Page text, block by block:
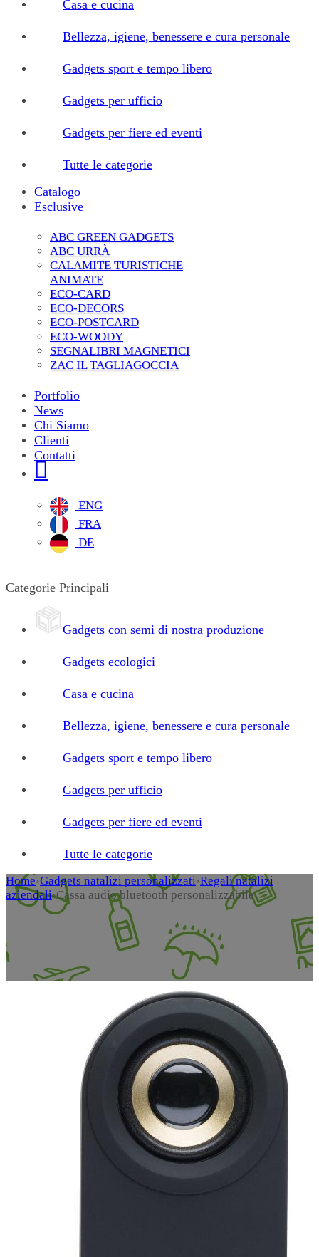
Casa e cucina
Bellezza, igiene, benessere e cura personale
Gadgets sport e tempo libero
Gadgets per ufficio
Gadgets per fiere ed eventi
Tutte le categorie
Catalogo
Esclusive
ABC GREEN GADGETS
ABC URRÀ
CALAMITE TURISTICHE
ANIMATE
ECO-CARD
ECO-DECORS
ECO-POSTCARD
ECO-WOODY
SEGNALIBRI MAGNETICI
ZAC IL TAGLIAGOCCIA
Portfolio
News
Chi Siamo
Clienti
Contatti
ENG
FRA
DE
Categorie Principali
Gadgets con semi di nostra produzione
Gadgets ecologici
Casa e cucina
Bellezza, igiene, benessere e cura personale
Gadgets sport e tempo libero
Gadgets per ufficio
Gadgets per fiere ed eventi
Tutte le categorie
Home›Gadgets natalizi personalizzati›Regali natalizi
aziendali›Cassa audio bluetooth personalizzabile